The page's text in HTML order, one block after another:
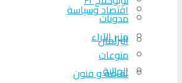
مدونات
منبر الآراء
منوعات
ثقافة و فنون
اقتصاد وسياسة
البرلمان
الجالية